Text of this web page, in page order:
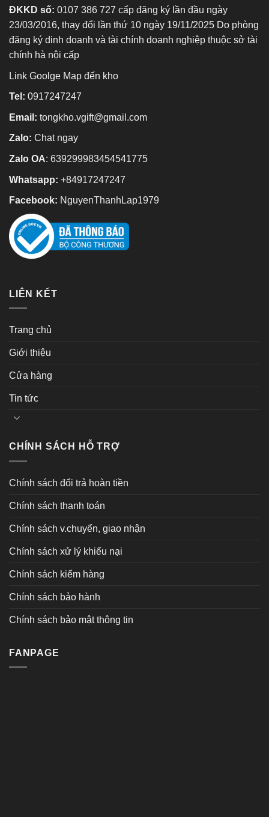
ĐKKD số: 0107 386 727 cấp đăng ký lần đầu ngày
23/03/2016, thay đổi lần thứ 10 ngày 19/11/2025 Do phòng
đăng ký dinh doanh và tài chính doanh nghiệp thuộc sở tài
chính hà nội cấp
Link Goolge Map đến kho
Tel: 0917247247
Email: tongkho.vgift@gmail.com
Zalo: Chat ngay
Zalo OA: 639299983454541775
Whatsapp: +84917247247
Facebook: NguyenThanhLap1979
LIÊN KẾT
Trang chủ
Giới thiệu
Cửa hàng
Tin tức
CHÍNH SÁCH HỖ TRỢ
Chính sách đổi trả hoàn tiền
Chính sách thanh toán
Chính sách v.chuyển, giao nhận
Chính sách xử lý khiếu nại
Chính sách kiểm hàng
Chính sách bảo hành
Chính sách bảo mật thông tin
FANPAGE